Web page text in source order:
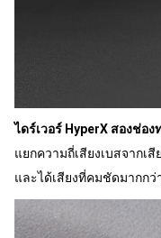
ไดร์เวอร์ HyperX สองช่อง
แยกความถี่เสียงเบสจากเ
และได้เสียงที่คมชัดมากก